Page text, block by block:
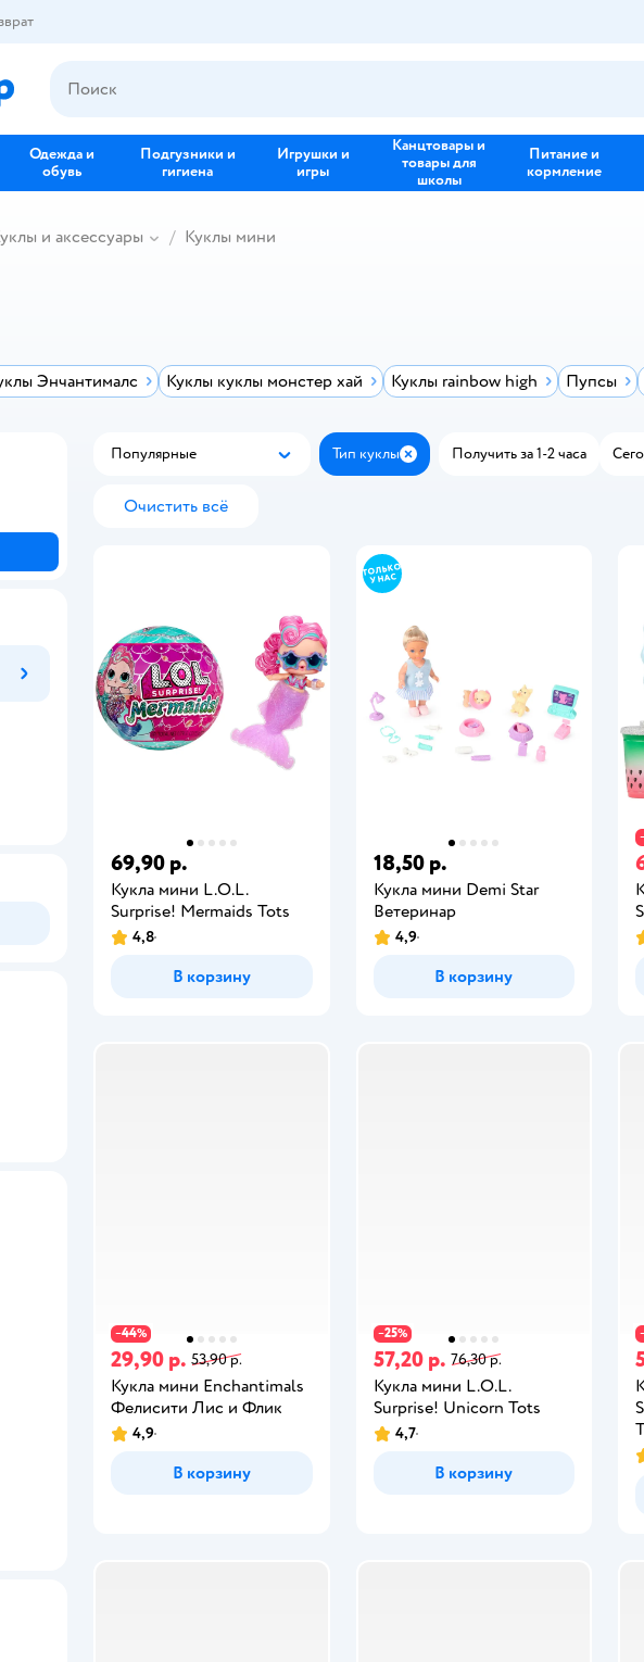
Одежда и
обувь
Подгузники и
гигиена
Игрушки и
игры
Канцтовары и
товары для
школы
Питание и
кормление
и аксессуары Куклы мини
Энчантималс Куклы куклы монстер хай Куклы rainbow high Пупсы
Популярные
Популярные Тип куклы ЗакрытьПолучить за 1-2 часа
Очистить всё
69,90 р.
Кукла мини L.O.L.
Surprise! Mermaids Tots
4,8
В корзину
18,50 р.
Кукла мини Demi Star
Ветеринар
4,9
В корзину
−44%
29,90 р. 53,90 р.
Кукла мини Enchantimals
Фелисити Лис и Флик
4,9
В корзину
−25%
57,20 р. 76,30 р.
Кукла мини L.O.L.
Surprise! Unicorn Tots
4,7
В корзину